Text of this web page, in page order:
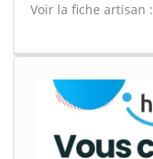
Voir la fiche artisan :